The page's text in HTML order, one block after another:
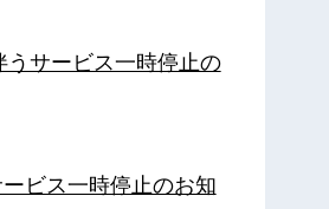
サービス一時停止の
ビス一時停止のお知